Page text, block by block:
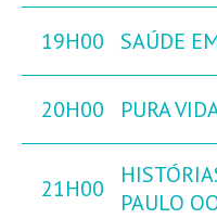
19H00 SAÚDE
20H00 PURA
21H00
PAULO